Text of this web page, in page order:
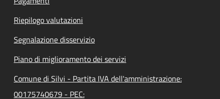
Riepilogo valutazioni
Segnalazione disservizio
Piano di miglioramento dei servizi
Comune di Silvi - Partita IVA dell'amministrazione:
00175740679 - PEC: